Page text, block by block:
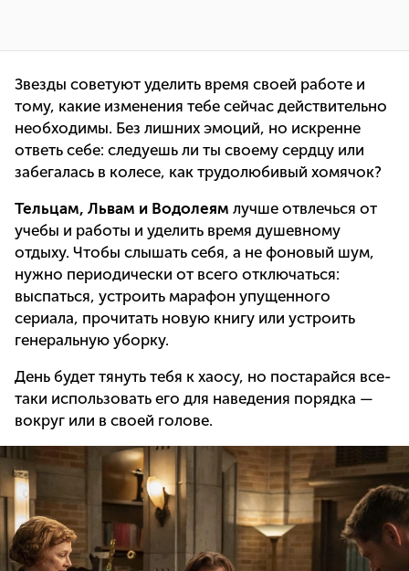
Звезды советуют уделить время своей работе и
тому, какие изменения тебе сейчас действительно
необходимы. Без лишних эмоций, но искренне
ответь себе: следуешь ли ты своему сердцу или
забегалась в колесе, как трудолюбивый хомячок?
Тельцам, Львам и Водолеям лучше отвлечься от
учебы и работы и уделить время душевному
отдыху. Чтобы слышать себя, а не фоновый шум,
нужно периодически от всего отключаться:
выспаться, устроить марафон упущенного
сериала, прочитать новую книгу или устроить
генеральную уборку.
День будет тянуть тебя к хаосу, но постарайся все-
таки использовать его для наведения порядка —
вокруг или в своей голове.